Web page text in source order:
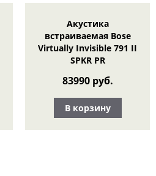
Акустика
встраиваемая Bose
Virtually Invisible 791 II
SPKR PR
83990 руб.
В корзину